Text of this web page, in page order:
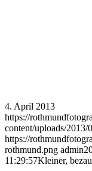
4. April 2013
https://
content/uploads/
https://
rothmund.png admin
11:29:57Kleiner,